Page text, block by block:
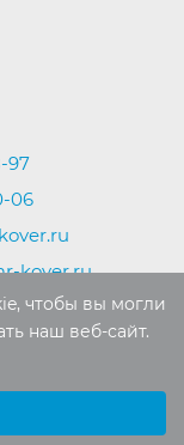
97
06
kover.ru
разрешения
чтобы вы могли
наш веб-сайт.